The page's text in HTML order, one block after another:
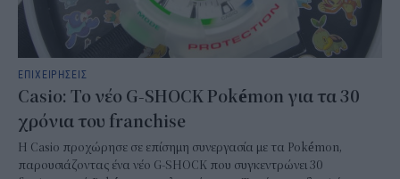
ΕΠΙΧΕΙΡΗΣΕΙΣ
Casio: Το νέο G-SHOCK Pokémon για τα 30
χρόνια του franchise
Η Casio προχώρησε σε επίσημη συνεργασία με τα Pokémon,
παρουσιάζοντας ένα νέο G-SHOCK που συγκεντρώνει 30